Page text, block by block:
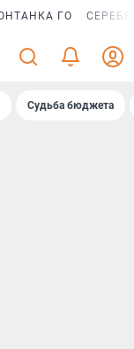
ГО
Судьба бюджета